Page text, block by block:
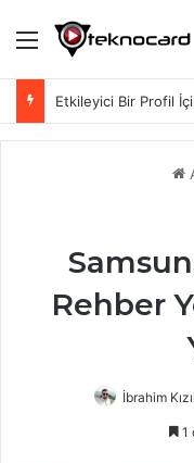
Menü
Etkileyici Bir Profil
Rehber
İbrahim
1